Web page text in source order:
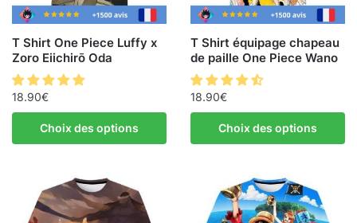
T Shirt One Piece Luffy x
Zoro Eiichirō Oda
18.90€
Choix des options
T Shirt équipage chapeau
de paille One Piece Wano
18.90€
Choix des options